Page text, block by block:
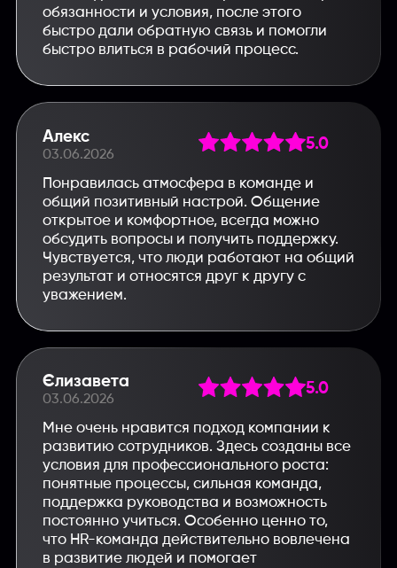
обязанности и условия, после этого
быстро дали обратную связь и помогли
быстро влиться в рабочий процесс.
Алекс
03.06.2026
5.0
Понравилась атмосфера в команде и
общий позитивный настрой. Общение
открытое и комфортное, всегда можно
обсудить вопросы и получить поддержку.
Чувствуется, что люди работают на общий
результат и относятся друг к другу с
уважением.
Єлизавета
03.06.2026
5.0
Мне очень нравится подход компании к
развитию сотрудников. Здесь созданы все
условия для профессионального роста:
понятные процессы, сильная команда,
поддержка руководства и возможность
постоянно учиться. Особенно ценно то,
что HR-команда действительно вовлечена
в развитие людей и помогает